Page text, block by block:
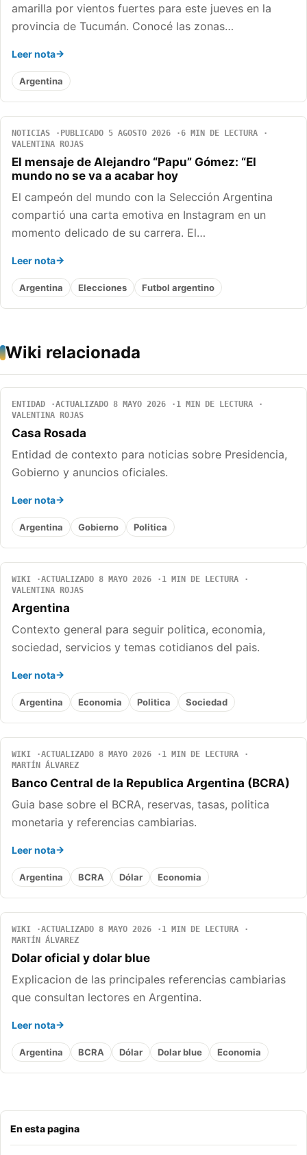
En esta pagina
amarilla por vientos fuertes para este jueves en la
provincia de Tucumán. Conocé las zonas…
Leer nota
Argentina
NOTICIAS PUBLICADO 5 AGOSTO 2026
6 MIN DE LECTURA
VALENTINA ROJAS
El mensaje de Alejandro “Papu” Gómez: “El
mundo no se va a acabar hoy
El campeón del mundo con la Selección Argentina
compartió una carta emotiva en Instagram en un
momento delicado de su carrera. El…
Leer nota
Argentina Elecciones Futbol argentino
Wiki relacionada
ENTIDAD ACTUALIZADO 8 MAYO 2026
1 MIN DE LECTURA
VALENTINA ROJAS
Casa Rosada
Entidad de contexto para noticias sobre Presidencia,
Gobierno y anuncios oficiales.
Leer nota
Argentina Gobierno Politica
WIKI ACTUALIZADO 8 MAYO 2026
1 MIN DE LECTURA
VALENTINA ROJAS
Argentina
Contexto general para seguir politica, economia,
sociedad, servicios y temas cotidianos del pais.
Leer nota
Argentina Economia Politica Sociedad
WIKI ACTUALIZADO 8 MAYO 2026
1 MIN DE LECTURA
MARTÍN ÁLVAREZ
Banco Central de la Republica Argentina (BCRA)
Guia base sobre el BCRA, reservas, tasas, politica
monetaria y referencias cambiarias.
Leer nota
Argentina BCRA Dólar Economia
WIKI ACTUALIZADO 8 MAYO 2026
1 MIN DE LECTURA
MARTÍN ÁLVAREZ
Dolar oficial y dolar blue
Explicacion de las principales referencias cambiarias
que consultan lectores en Argentina.
Leer nota
Argentina BCRA Dólar Dolar blue Economia